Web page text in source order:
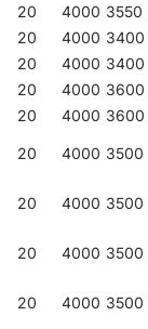
20
4000 3550
20
4000 3400
20
4000 3400
20
4000 3600
20
4000 3600
20 4000 3500
20 4000 3500
20 4000 3500
20 4000 3500